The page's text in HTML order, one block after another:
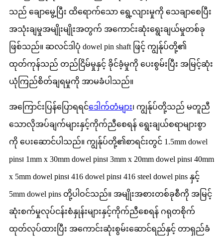
သည် ချောမွေ့ပြီး ထိရောက်သော ရွေ့လျားမှုကို သေချာစေပြီး
အသုံးချမှုအမျိုးမျိုးအတွက် အကောင်းဆုံးရွေးချယ်မှုတစ်ခု
ဖြစ်သည်။ ဆလင်ဒါပုံ dowel pin shaft ဖြင့် ကျွန်ုပ်တို့၏
ထုတ်ကုန်သည် တည်ငြိမ်မှုနှင့် ခိုင်ခံ့မှုကို ပေးစွမ်းပြီး အမြင့်ဆုံး
ယုံကြည်စိတ်ချရမှုကို အာမခံပါသည်။
အကြောင်းပြန်ပြောရရင်ဒေါက်တံများ၊ ကျွန်ုပ်တို့သည် မတူညီ
သောလိုအပ်ချက်များနှင့်ကိုက်ညီစေရန် ရွေးချယ်စရာများစွာ
ကို ပေးဆောင်ပါသည်။ ကျွန်ုပ်တို့၏စာရင်းတွင် 1.5mm dowel
pins၊ 1mm x 30mm dowel pins၊ 3mm x 20mm dowel pins၊ 40mm
x 5mm dowel pins၊ 416 dowel pins၊ 416 steel dowel pins နှင့်
5mm dowel pins တို့ပါဝင်သည်။ အမျိုးအစားတစ်ခုစီကို အမြင့်
ဆုံးစက်မှုလုပ်ငန်းစံနှုန်းများနှင့်ကိုက်ညီစေရန် ဂရုတစိုက်
ထုတ်လုပ်ထားပြီး အကောင်းဆုံးစွမ်းဆောင်ရည်နှင့် တာရှည်ခံ